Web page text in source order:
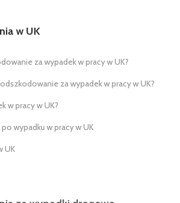
w UK
za wypadek w pracy w UK?
za wypadek w pracy w UK?
w pracy w UK?
wypadku w pracy w UK
UK